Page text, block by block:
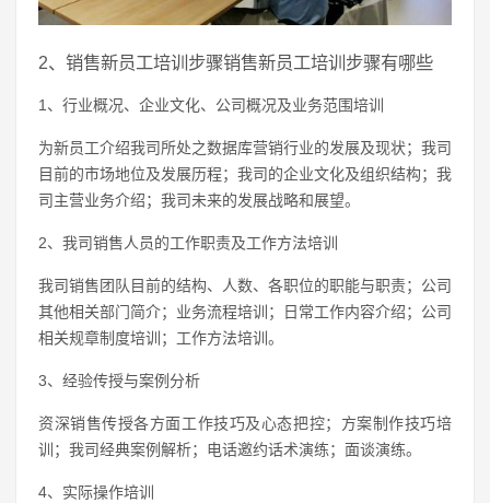
2、销售新员工培训步骤销售新员工培训步骤有哪些
1、行业概况、企业文化、公司概况及业务范围培训
为新员工介绍我司所处之数据库营销行业的发展及现状；我司
目前的市场地位及发展历程；我司的企业文化及组织结构；我
司主营业务介绍；我司未来的发展战略和展望。
2、我司销售人员的工作职责及工作方法培训
我司销售团队目前的结构、人数、各职位的职能与职责；公司
其他相关部门简介；业务流程培训；日常工作内容介绍；公司
相关规章制度培训；工作方法培训。
3、经验传授与案例分析
资深销售传授各方面工作技巧及心态把控；方案制作技巧培
训；我司经典案例解析；电话邀约话术演练；面谈演练。
4、实际操作培训